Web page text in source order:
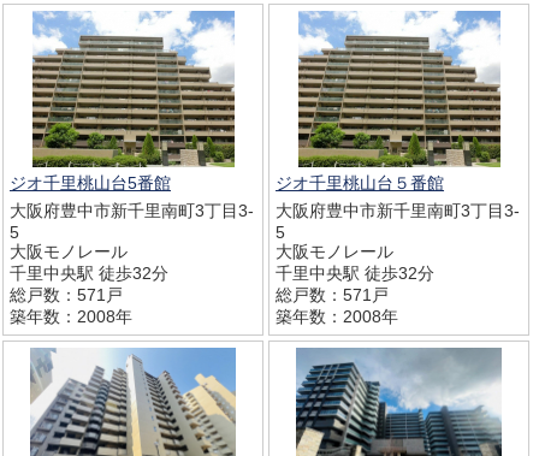
ジオ千里桃山台5番館
大阪府豊中市新千里南町3丁目3-
5
大阪モノレール
千里中央駅 徒歩32分
総戸数：571戸
築年数：2008年
ジオ千里桃山台５番館
大阪府豊中市新千里南町3丁目3-
5
大阪モノレール
千里中央駅 徒歩32分
総戸数：571戸
築年数：2008年